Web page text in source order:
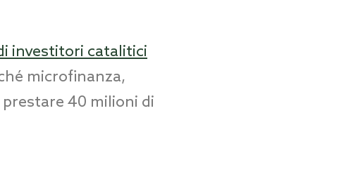
investitori catalitici
microfinanza,
40 milioni di